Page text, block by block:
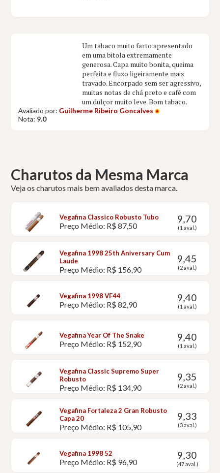
Um tabaco muito farto apresentado
em uma bitola extremamente
generosa. Capa muito bonita, queima
perfeita e fluxo ligeiramente mais
travado. Encorpado sem ser agressivo,
muitas notas de chá preto e café com
um dulçor muito leve. Bom tabaco.
Avaliado por: Guilherme Ribeiro Goncalves
Nota: 9.0
Charutos da Mesma Marca
Veja os charutos mais bem avaliados desta marca.
Vegafina Classico Robusto Tubo
Preço Médio: R$ 87,50
9,70
(1 aval.)
Vegafina 1998 25th Aniversary Cum
Laude
Preço Médio: R$ 156,90
9,45
(2 aval.)
Vegafina 1998 VF44
Preço Médio: R$ 82,90
9,40
(1 aval.)
Vegafina Year Of The Snake
Preço Médio: R$ 152,90
9,40
(1 aval.)
Vegafina Classic Supremo Super
Robusto
Preço Médio: R$ 134,90
9,35
(2 aval.)
Vegafina Fortaleza 2 Gran Robusto
Capa 20
Preço Médio: R$ 105,90
9,33
(3 aval.)
Vegafina 1998 52
Preço Médio: R$ 96,90
9,30
(47 aval.)